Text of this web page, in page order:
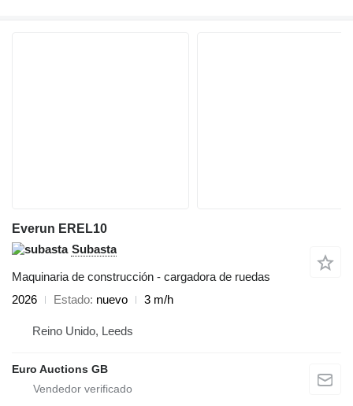
Everun EREL10
Subasta
Maquinaria de construcción - cargadora de ruedas
2026
Estado nuevo 3 m/h
Reino Unido, Leeds
Euro Auctions GB